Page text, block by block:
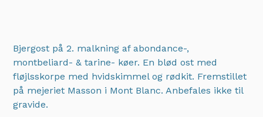
Bjergost på 2. malkning af abondance-,
montbeliard- & tarine- køer. En blød ost med
fløjlsskorpe med hvidskimmel og rødkit. Fremstillet
på mejeriet Masson i Mont Blanc. Anbefales ikke til
gravide.